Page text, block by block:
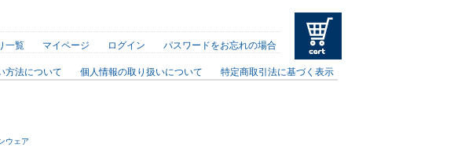
一覧 マイページ ログイン パスワードをお忘れの場合
方法について 個人情報の取り扱いについて 特定商取引法に基づく表示
ウェア